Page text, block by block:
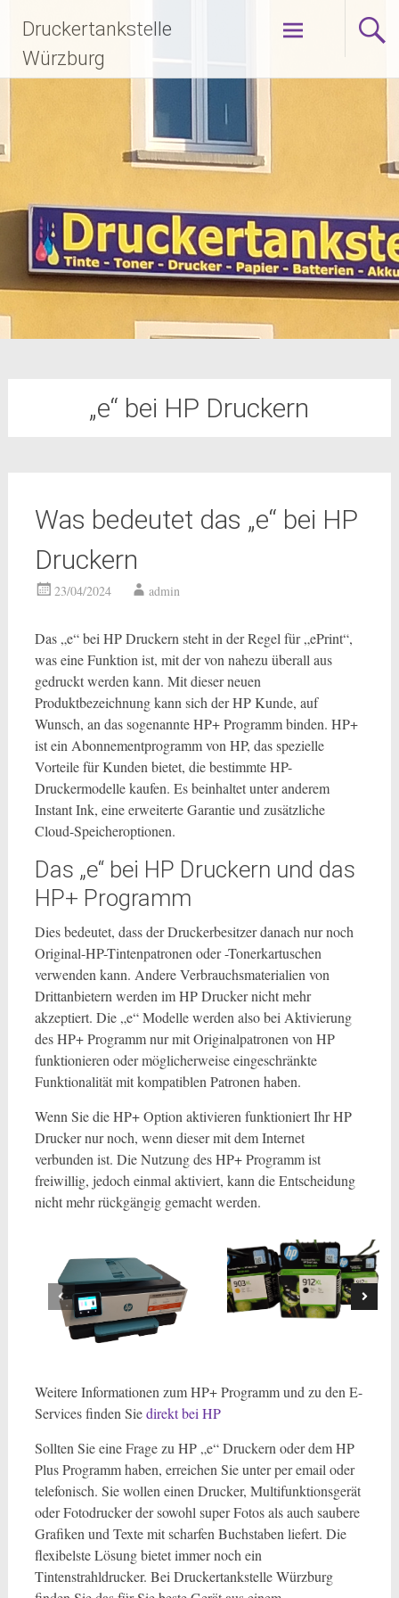
Inhalt
springen
Druckertankstelle
Würzburg
„e“ bei HP Druckern
Was bedeutet das „e“ bei HP
Druckern
23/04/2024 admin
Das „e“ bei HP Druckern steht in der Regel für „ePrint“,
was eine Funktion ist, mit der von nahezu überall aus
gedruckt werden kann. Mit dieser neuen
Produktbezeichnung kann sich der HP Kunde, auf
Wunsch, an das sogenannte HP+ Programm binden. HP+
ist ein Abonnementprogramm von HP, das spezielle
Vorteile für Kunden bietet, die bestimmte HP-
Druckermodelle kaufen. Es beinhaltet unter anderem
Instant Ink, eine erweiterte Garantie und zusätzliche
Cloud-Speicheroptionen.
Das „e“ bei HP Druckern und das
HP+ Programm
Dies bedeutet, dass der Druckerbesitzer danach nur noch
Original-HP-Tintenpatronen oder -Tonerkartuschen
verwenden kann. Andere Verbrauchsmaterialien von
Drittanbietern werden im HP Drucker nicht mehr
akzeptiert. Die „e“ Modelle werden also bei Aktivierung
des HP+ Programm nur mit Originalpatronen von HP
funktionieren oder möglicherweise eingeschränkte
Funktionalität mit kompatiblen Patronen haben.
Wenn Sie die HP+ Option aktivieren funktioniert Ihr HP
Drucker nur noch, wenn dieser mit dem Internet
verbunden ist. Die Nutzung des HP+ Programm ist
freiwillig, jedoch einmal aktiviert, kann die Entscheidung
nicht mehr rückgängig gemacht werden.
Weitere Informationen zum HP+ Programm und zu den E-
Services finden Siedirekt bei HP
Sollten Sie eine Frage zu HP „e“ Druckern oder dem HP
Plus Programm haben, erreichen Sie unter per email oder
telefonisch. Sie wollen einen Drucker, Multifunktionsgerät
oder Fotodrucker der sowohl super Fotos als auch saubere
Grafiken und Texte mit scharfen Buchstaben liefert. Die
flexibelste Lösung bietet immer noch ein
Tintenstrahldrucker. Bei Druckertankstelle Würzburg